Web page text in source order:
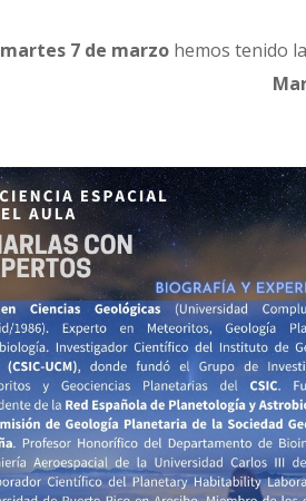
martes 7 de marzo hemos tenido la